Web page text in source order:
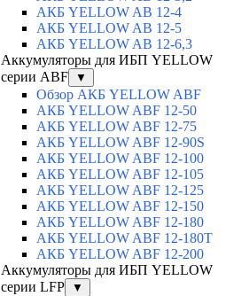
АКБ YELLOW AB 12-4
АКБ YELLOW AB 12-5
АКБ YELLOW AB 12-6,3
Аккумуляторы для ИБП YELLOW
серии ABF
▼
Обзор АКБ YELLOW ABF
АКБ YELLOW ABF 12-50
АКБ YELLOW ABF 12-75
АКБ YELLOW ABF 12-90S
АКБ YELLOW ABF 12-100
АКБ YELLOW ABF 12-105
АКБ YELLOW ABF 12-125
АКБ YELLOW ABF 12-150
АКБ YELLOW ABF 12-180
АКБ YELLOW ABF 12-180Т
АКБ YELLOW ABF 12-200
Аккумуляторы для ИБП YELLOW
серии LFP
▼